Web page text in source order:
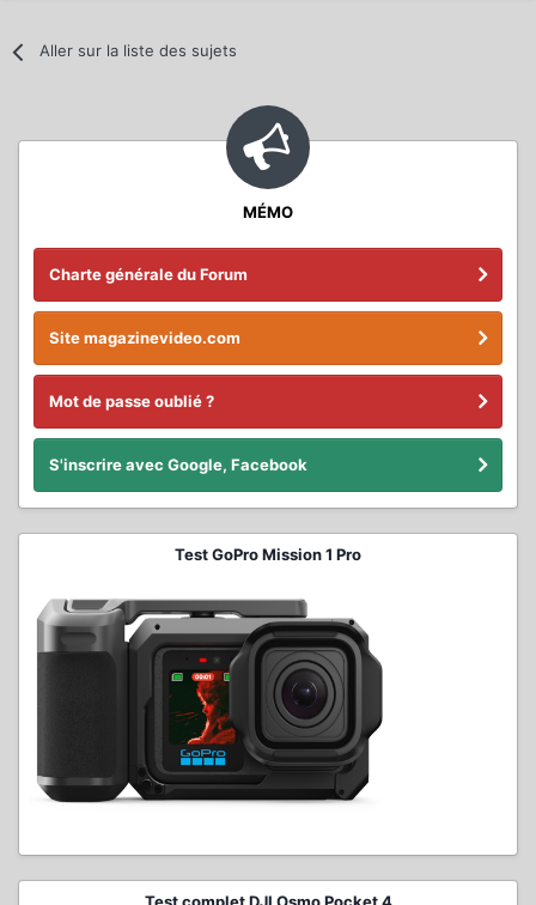
Aller sur la liste des sujets
MÉMO
Charte générale du Forum
Site magazinevideo.com
Mot de passe oublié ?
S'inscrire avec Google, Facebook
Test GoPro Mission 1 Pro